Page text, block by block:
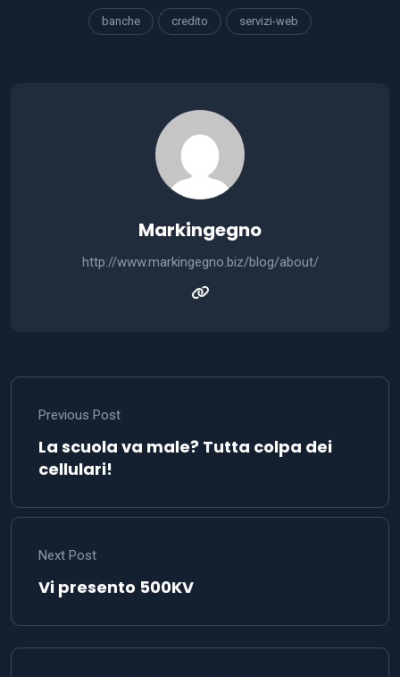
banche credito servizi-web
Markingegno
http://www.markingegno.biz/blog/about/
Previous Post
La scuola va male? Tutta colpa dei
cellulari!
Next Post
Vi presento 500KV